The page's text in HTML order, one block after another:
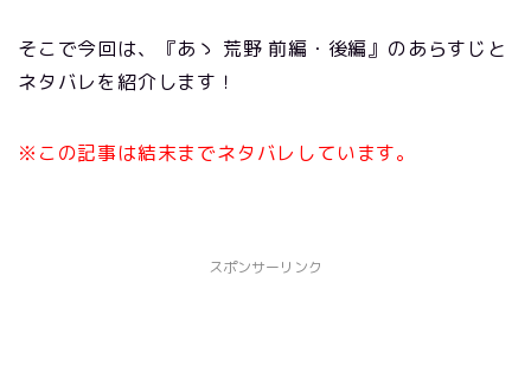
そこで今回は、『あゝ 荒野 前編・後編』のあらすじと
ネタバレを紹介します！
※この記事は結末までネタバレしています。
スポンサーリンク